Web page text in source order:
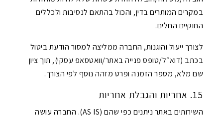
במקרים המותרים בדין, והכול בהתאם לנסיבות ולכללים
החוקיים החלים.
לצורך ייעול והוגנות, החברה ממליצה למסור הודעת ביטול
בכתב (דוא״ל/טופס פנייה באתר/וואטסאפ עסקי), תוך ציון
שם מלא, מספר הזמנה ופרט מזהה נוסף לפי הצורך.
15. אחריות והגבלת אחריות
השירותים באתר ניתנים כפי שהם (AS IS). החברה עושה